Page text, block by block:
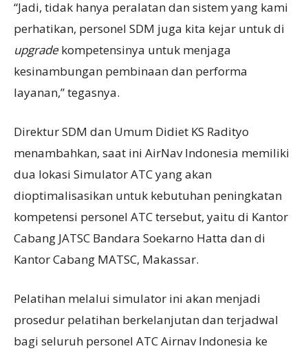
“Jadi, tidak hanya peralatan dan sistem yang kami
perhatikan, personel SDM juga kita kejar untuk di
upgrade kompetensinya untuk menjaga
kesinambungan pembinaan dan performa
layanan,” tegasnya.
Direktur SDM dan Umum Didiet KS Radityo
menambahkan, saat ini AirNav Indonesia memiliki
dua lokasi Simulator ATC yang akan
dioptimalisasikan untuk kebutuhan peningkatan
kompetensi personel ATC tersebut, yaitu di Kantor
Cabang JATSC Bandara Soekarno Hatta dan di
Kantor Cabang MATSC, Makassar.
Pelatihan melalui simulator ini akan menjadi
prosedur pelatihan berkelanjutan dan terjadwal
bagi seluruh personel ATC Airnav Indonesia ke